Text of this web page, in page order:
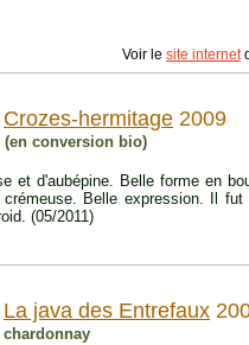
Voir le site internet
Crozes-hermitage 2009
(en conversion bio)
et d'aubépine. Belle forme en
Belle expression. Il fut
(05/2011)
La java des Entrefaux
chardonnay